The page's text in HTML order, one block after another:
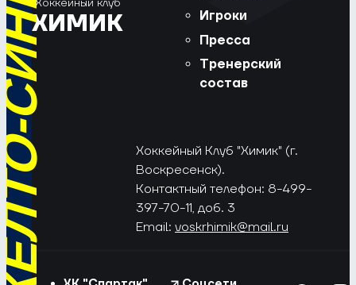
ХИМИК
Игроки
Пресса
Тренерский
состав
Хоккейный Клуб "Химик" (г.
Воскресенск).
Контактный телефон: 8-499-
397-70-11, доб. 3
Email: voskrhimik@mail.ru